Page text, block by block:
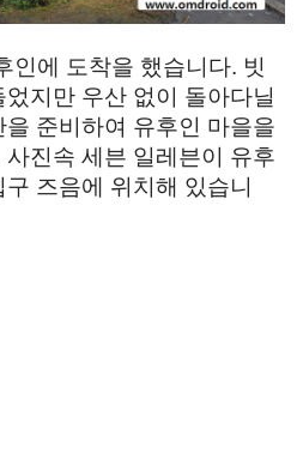
인에 도착을 했습니다. 빗
지만 우산 없이 돌아다닐
준비하여 유후인 마을을
진속 세븐 일레븐이 유후
즈음에 위치해 있습니